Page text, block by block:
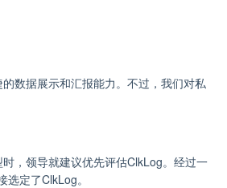
数据展示和汇报能力。不过，我们对私
，领导就建议优先评估ClkLog。经过一
定了ClkLog。